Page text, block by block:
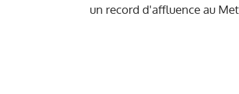
un record d'affluence au